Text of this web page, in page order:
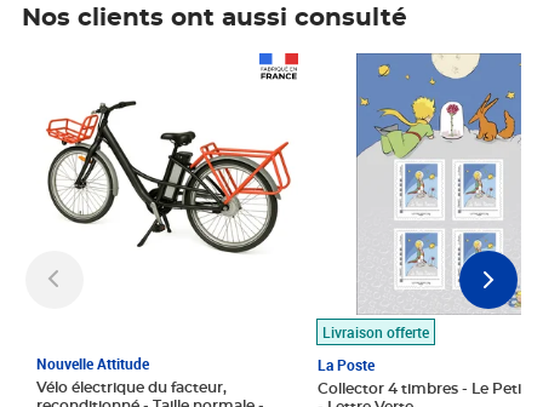
Nos clients ont aussi consulté
Nouvelle Attitude
Vélo électrique du facteur,
Livraison offerte
La Poste
Collector 4 timbres - Le Petit
Prix 7,50€